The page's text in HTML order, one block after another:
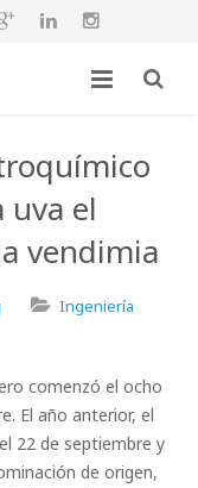
uva el
vendimia
Ingeniería
comenzó el ocho
El año anterior, el
22 de septiembre y
de origen,